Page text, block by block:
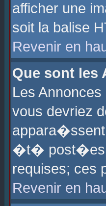
afficher une
soit la balise
Revenir en
Que sont les
Les
vous devriez
appara�ssent
�t� post�es.
requises; ces
Revenir en